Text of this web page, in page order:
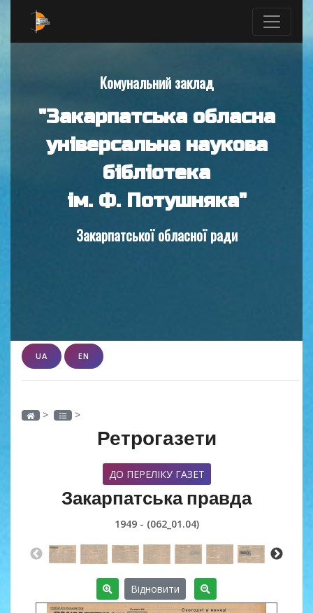
Комунальний заклад
"Закарпатська обласна
універсальна наукова
бібліотека
ім. Ф. Потушняка"
Закарпатської обласної ради
UA EN
> >
Ретрогазети
ДО ПЕРЕЛІКУ ГАЗЕТ
Закарпатська правда
1949 - (062_01.04)
Відновити